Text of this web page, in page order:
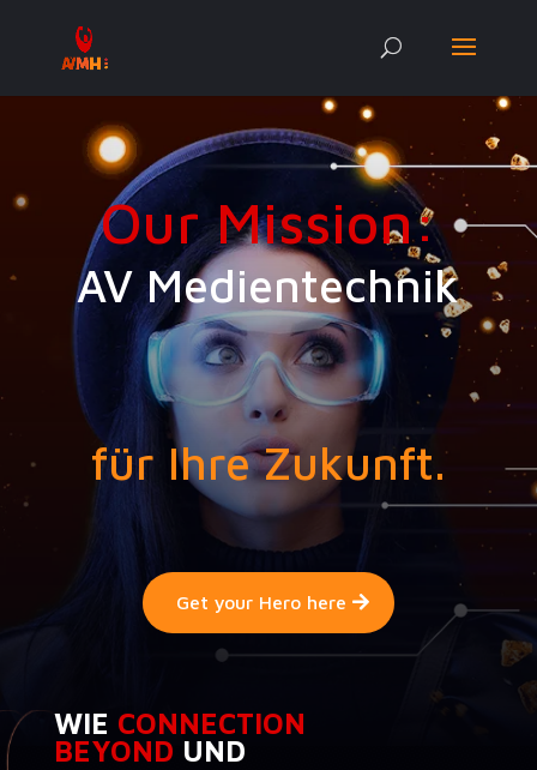
Our Mission:
AV Medientechnik
für Ihre Zukunft.
Get your Hero here
WIE CONNECTION
BEYOND UND